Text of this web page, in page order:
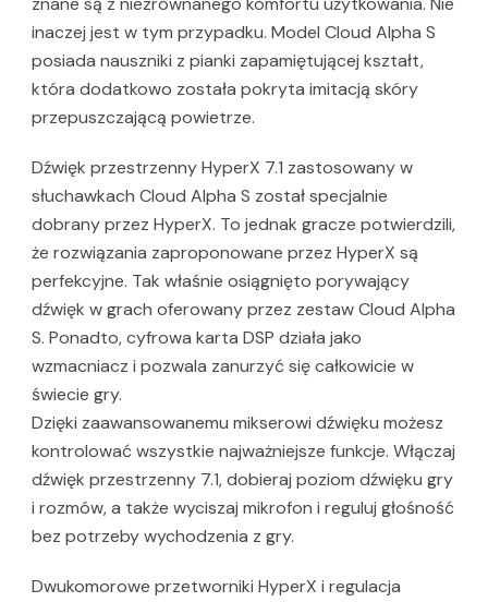
inaczej jest w tym przypadku. Model Cloud Alpha S
posiada nauszniki z pianki zapamiętującej kształt,
która dodatkowo została pokryta imitacją skóry
przepuszczającą powietrze.
Dźwięk przestrzenny HyperX 7.1 zastosowany w
słuchawkach Cloud Alpha S został specjalnie
dobrany przez HyperX. To jednak gracze potwierdzili,
że rozwiązania zaproponowane przez HyperX są
perfekcyjne. Tak właśnie osiągnięto porywający
dźwięk w grach oferowany przez zestaw Cloud Alpha
S. Ponadto, cyfrowa karta DSP działa jako
wzmacniacz i pozwala zanurzyć się całkowicie w
świecie gry.
Dzięki zaawansowanemu mikserowi dźwięku możesz
kontrolować wszystkie najważniejsze funkcje. Włączaj
dźwięk przestrzenny 7.1, dobieraj poziom dźwięku gry
i rozmów, a także wyciszaj mikrofon i reguluj głośność
bez potrzeby wychodzenia z gry.
Dwukomorowe przetworniki HyperX i regulacja